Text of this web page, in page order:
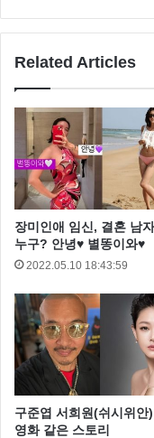
보라
Related Articles
장미인애 임신, 결혼 남
누구? 안녕♥ 별똥이와♥
2022.05.10 18:43:59
구준엽 서희원(쉬시위안
영화 같은 스토리